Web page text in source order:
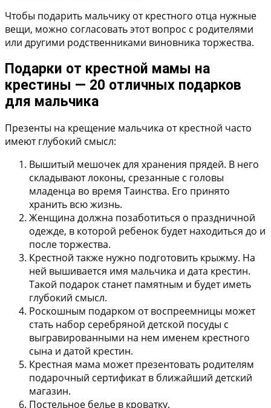
Чтобы подарить мальчику от крестного отца нужные
вещи, можно согласовать этот вопрос с родителями
или другими родственниками виновника торжества.
Подарки от крестной мамы на
крестины — 20 отличных подарков
для мальчика
Презенты на крещение мальчика от крестной часто
имеют глубокий смысл:
Вышитый мешочек для хранения прядей. В него
складывают локоны, срезанные с головы
младенца во время Таинства. Его принято
хранить всю жизнь.
Женщина должна позаботиться о праздничной
одежде, в которой ребенок будет находиться до и
после торжества.
Крестной также нужно подготовить крыжму. На
ней вышивается имя мальчика и дата крестин.
Такой подарок станет памятным и будет иметь
глубокий смысл.
Роскошным подарком от воспреемницы может
стать набор серебряной детской посуды с
выгравированными на нем именем крестного
сына и датой крестин.
Крестная мама может презентовать родителям
подарочный сертификатв ближайший детский
магазин.
Постельное белье в кроватку.